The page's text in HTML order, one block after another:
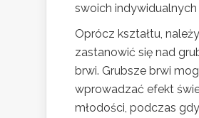
swoich indywidualnych
Oprócz kształtu,
zastanowić się nad
brwi. Grubsze brwi
wprowadzać efekt
młodości, podczas